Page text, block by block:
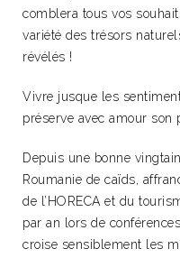
comblera tous vos
variété des trésors
révélés !
Vivre jusque les
préserve avec amour son
Depuis une bonne
Roumanie de caïds,
de l’HORECA et du
par an lors de
croise sensiblement les